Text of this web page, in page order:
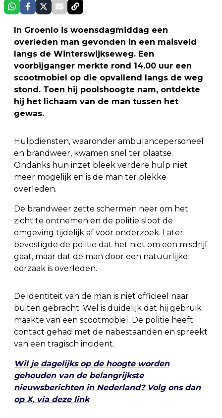
In Groenlo is woensdagmiddag een
overleden man gevonden in een maisveld
langs de Winterswijkseweg. Een
voorbijganger merkte rond 14.00 uur een
scootmobiel op die opvallend langs de weg
stond. Toen hij poolshoogte nam, ontdekte
hij het lichaam van de man tussen het
gewas.
Hulpdiensten, waaronder ambulancepersoneel
en brandweer, kwamen snel ter plaatse.
Ondanks hun inzet bleek verdere hulp niet
meer mogelijk en is de man ter plekke
overleden.
De brandweer zette schermen neer om het
zicht te ontnemen en de politie sloot de
omgeving tijdelijk af voor onderzoek. Later
bevestigde de politie dat het niet om een misdrijf
gaat, maar dat de man door een natuurlijke
oorzaak is overleden.
De identiteit van de man is niet officieel naar
buiten gebracht. Wel is duidelijk dat hij gebruik
maakte van een scootmobiel. De politie heeft
contact gehad met de nabestaanden en spreekt
van een tragisch incident.
Wil je dagelijks op de hoogte worden
gehouden van de belangrijkste
nieuwsberichten in Nederland? Volg ons dan
op X, via deze link